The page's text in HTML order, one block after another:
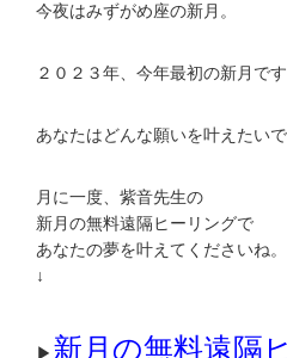
今夜はみずがめ座の新月。
２０２３年、今年最初の新月です
あなたはどんな願いを叶えたいで
月に一度、紫音先生の
新月の無料遠隔ヒーリングで
あなたの夢を叶えてくださいね。
↓
▶ 新月の無料遠隔